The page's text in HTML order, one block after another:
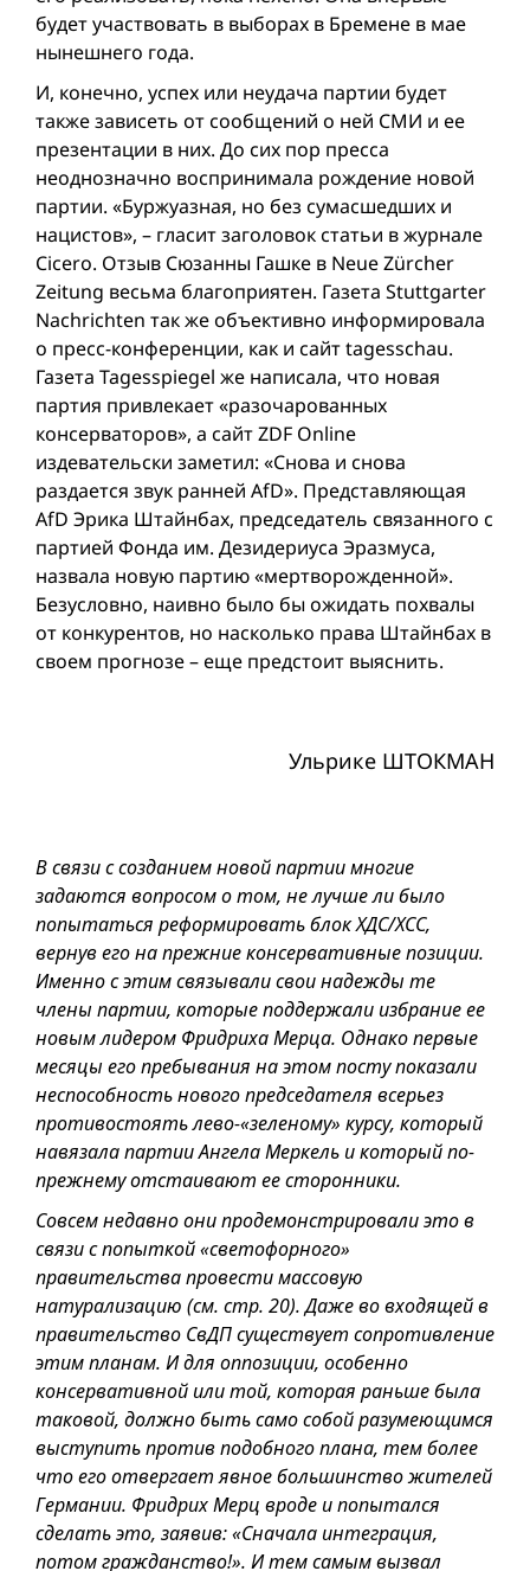
будет участвовать в выборах в Бремене в мае
нынешнего года.
И, конечно, успех или неудача партии будет
также зависеть от сообщений о ней СМИ и ее
презентации в них. До сих пор пресса
неоднозначно воспринимала рождение новой
партии. «Буржуазная, но без сумасшедших и
нацистов», – гласит заголовок статьи в журнале
Cicero. Отзыв Сюзанны Гашке в Neue Zürcher
Zeitung весьма благоприятен. Газета Stuttgarter
Nachrichten так же объективно информировала
о пресс-конференции, как и сайт tagesschau.
Газета Tagesspiegel же написала, что новая
партия привлекает «разочарованных
консерваторов», а сайт ZDF Online
издевательски заметил: «Снова и снова
раздается звук ранней AfD». Представляющая
AfD Эрика Штайнбах, председатель связанного с
партией Фонда им. Дезидериуса Эразмуса,
назвала новую партию «мертворожденной».
Безусловно, наивно было бы ожидать похвалы
от конкурентов, но насколько права Штайнбах в
своем прогнозе – еще предстоит выяснить.
Ульрике ШТОКМАН
В связи с созданием новой партии многие
задаются вопросом о том, не лучше ли было
попытаться реформировать блок ХДС/ХСС,
вернув его на прежние консервативные позиции.
Именно с этим связывали свои надежды те
члены партии, которые поддержали избрание ее
новым лидером Фридриха Мерца. Однако первые
месяцы его пребывания на этом посту показали
неспособность нового председателя всерьез
противостоять лево-«зеленому» курсу, который
навязала партии Ангела Меркель и который по-
прежнему отстаивают ее сторонники.
Совсем недавно они продемонстрировали это в
связи с попыткой «светофорного»
правительства провести массовую
натурализацию (см. стр. 20). Даже во входящей в
правительство СвДП существует сопротивление
этим планам. И для оппозиции, особенно
консервативной или той, которая раньше была
таковой, должно быть само собой разумеющимся
выступить против подобного плана, тем более
что его отвергает явное большинство жителей
Германии. Фридрих Мерц вроде и попытался
сделать это, заявив: «Сначала интеграция,
потом гражданство!». И тем самым вызвал